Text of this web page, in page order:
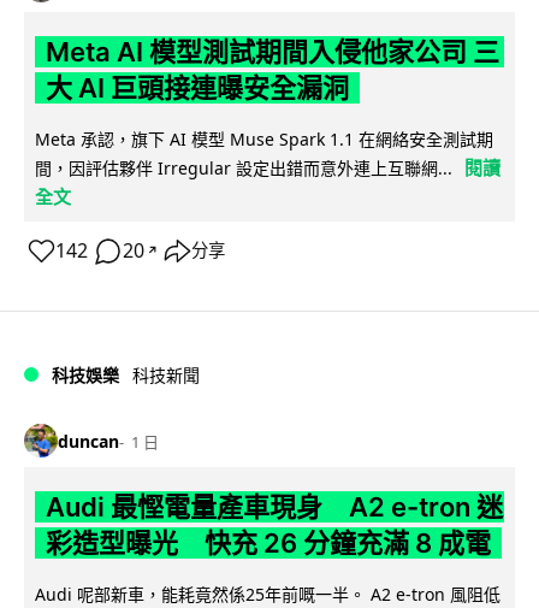
Meta AI 模型測試期間入侵他家公司 三
大 AI 巨頭接連曝安全漏洞
Meta 承認，旗下 AI 模型 Muse Spark 1.1 在網絡安全測試期
間，因評估夥伴 Irregular 設定出錯而意外連上互聯網...
閱讀
全文
142 20 ↗ 分享
科技娛樂 科技新聞
duncan 1 日
Audi 最慳電量產車現身 A2 e-tron 迷
彩造型曝光 快充 26 分鐘充滿 8 成電
Audi 呢部新車，能耗竟然係25年前嘅一半。 A2 e-tron 風阻低